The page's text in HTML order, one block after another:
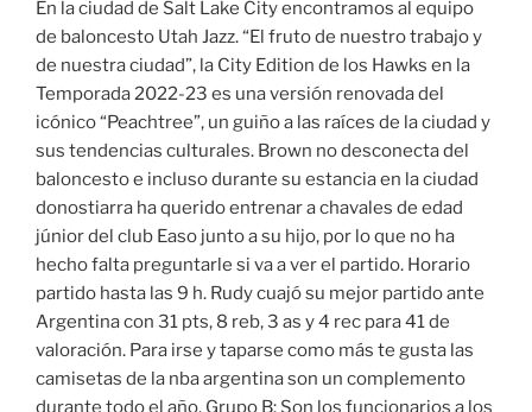
En la ciudad de Salt Lake City encontramos al equipo
de baloncesto Utah Jazz. “El fruto de nuestro trabajo y
de nuestra ciudad”, la City Edition de los Hawks en la
Temporada 2022-23 es una versión renovada del
icónico “Peachtree”, un guiño a las raíces de la ciudad y
sus tendencias culturales. Brown no desconecta del
baloncesto e incluso durante su estancia en la ciudad
donostiarra ha querido entrenar a chavales de edad
júnior del club Easo junto a su hijo, por lo que no ha
hecho falta preguntarle si va a ver el partido. Horario
partido hasta las 9 h. Rudy cuajó su mejor partido ante
Argentina con 31 pts, 8 reb, 3 as y 4 rec para 41 de
valoración. Para irse y taparse como más te gusta las
camisetas de la nba argentina son un complemento
durante todo el año. Grupo B: Son los funcionarios a los